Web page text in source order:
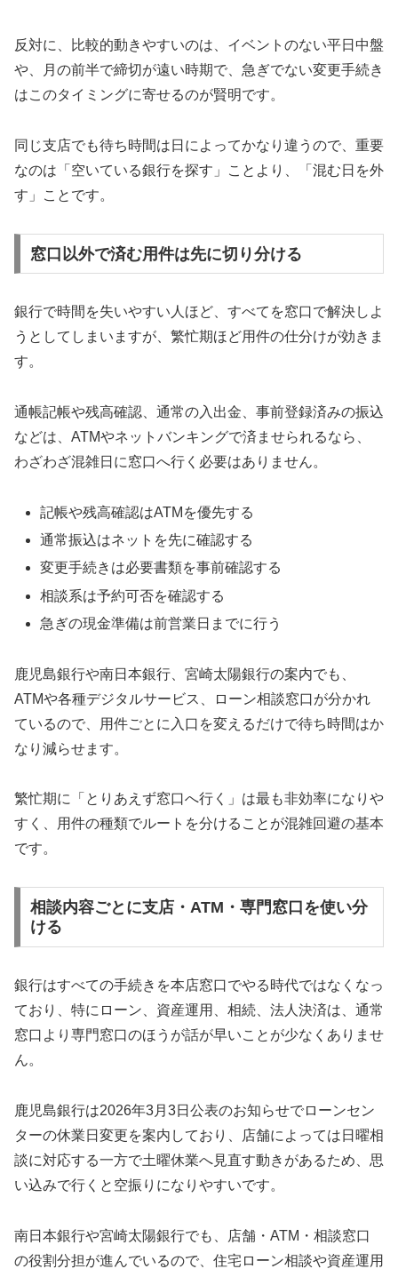
反対に、比較的動きやすいのは、イベントのない平日中盤
や、月の前半で締切が遠い時期で、急ぎでない変更手続き
はこのタイミングに寄せるのが賢明です。
同じ支店でも待ち時間は日によってかなり違うので、重要
なのは「空いている銀行を探す」ことより、「混む日を外
す」ことです。
窓口以外で済む用件は先に切り分ける
銀行で時間を失いやすい人ほど、すべてを窓口で解決しよ
うとしてしまいますが、繁忙期ほど用件の仕分けが効きま
す。
通帳記帳や残高確認、通常の入出金、事前登録済みの振込
などは、ATMやネットバンキングで済ませられるなら、
わざわざ混雑日に窓口へ行く必要はありません。
記帳や残高確認はATMを優先する
通常振込はネットを先に確認する
変更手続きは必要書類を事前確認する
相談系は予約可否を確認する
急ぎの現金準備は前営業日までに行う
鹿児島銀行や南日本銀行、宮崎太陽銀行の案内でも、
ATMや各種デジタルサービス、ローン相談窓口が分かれ
ているので、用件ごとに入口を変えるだけで待ち時間はか
なり減らせます。
繁忙期に「とりあえず窓口へ行く」は最も非効率になりや
すく、用件の種類でルートを分けることが混雑回避の基本
です。
相談内容ごとに支店・ATM・専門窓口を使い分
ける
銀行はすべての手続きを本店窓口でやる時代ではなくなっ
ており、特にローン、資産運用、相続、法人決済は、通常
窓口より専門窓口のほうが話が早いことが少なくありませ
ん。
鹿児島銀行は2026年3月3日公表のお知らせでローンセン
ターの休業日変更を案内しており、店舗によっては日曜相
談に対応する一方で土曜休業へ見直す動きがあるため、思
い込みで行くと空振りになりやすいです。
南日本銀行や宮崎太陽銀行でも、店舗・ATM・相談窓口
の役割分担が進んでいるので、住宅ローン相談や資産運用